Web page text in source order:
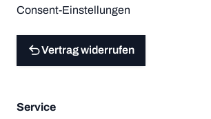
Consent-Einstellungen
Vertrag widerrufen
Service